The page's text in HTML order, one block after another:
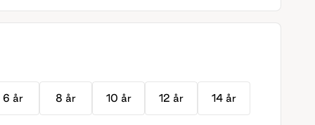
6 år 8 år 10 år 12 år 14 år